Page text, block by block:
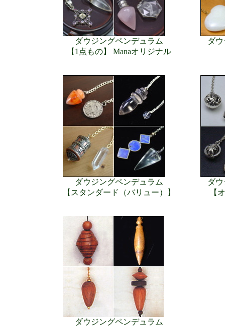
ダウジングペンデュラム
【1点もの】 Manaオリジナル
ダ
ダウジングペンデュラム
【スタンダード（バリュー）】
ダ
【
ダウジングペンデュラム